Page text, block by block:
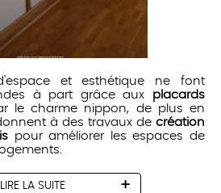
et esthétique ne font
à part grâce aux placards
le charme nippon, de plus en
à des travaux de création
pour améliorer les espaces de
LIRE LA SUITE